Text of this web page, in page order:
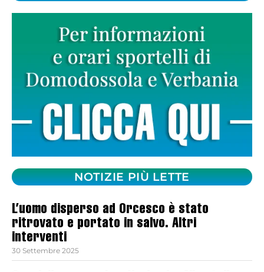
NOTIZIE PIÙ LETTE
L’uomo disperso ad Orcesco è stato
ritrovato e portato in salvo. Altri
interventi
30 Settembre 2025